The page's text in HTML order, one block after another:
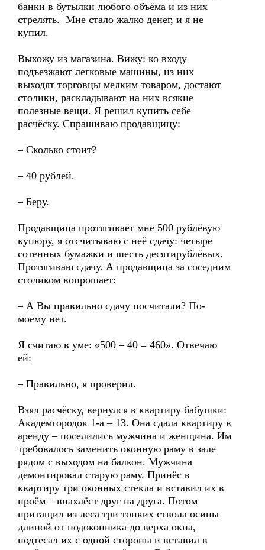
банки в бутылки любого объёма и из них
стрелять. Мне стало жалко денег, и я не
купил.
Выхожу из магазина. Вижу: ко входу
подъезжают легковые машины, из них
выходят торговцы мелким товаром, достают
столики, раскладывают на них всякие
полезные вещи. Я решил купить себе
расчёску. Спрашиваю продавщицу:
– Сколько стоит?
– 40 рублей.
– Беру.
Продавщица протягивает мне 500 рублёвую
купюру, я отсчитываю с неё сдачу: четыре
сотенных бумажки и шесть десятирублёвых.
Протягиваю сдачу. А продавщица за соседним
столиком вопрошает:
– А Вы правильно сдачу посчитали? По-
моему нет.
Я считаю в уме: «500 – 40 = 460». Отвечаю
ей:
– Правильно, я проверил.
Взял расчёску, вернулся в квартиру бабушки:
Академгородок 1-а – 13. Она сдала квартиру в
аренду – поселились мужчина и женщина. Им
требовалось заменить оконную раму в зале
рядом с выходом на балкон. Мужчина
демонтировал старую раму. Принёс в
квартиру три оконных стекла и вставил их в
проём – внахлёст друг на друга. Потом
притащил из леса три тонких ствола осины
длиной от подоконника до верха окна,
подтесал их с одной стороны и вставил в